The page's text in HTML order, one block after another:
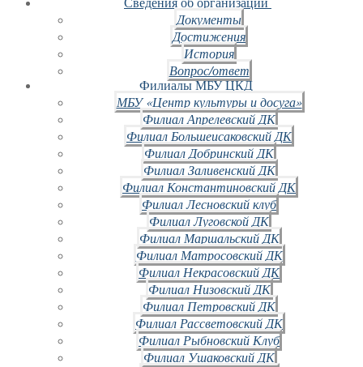
Сведения об организации
Документы
Достижения
История
Вопрос/ответ
Филиалы МБУ ЦКД
МБУ «Центр культуры и досуга»
Филиал Апрелевский ДК
Филиал Большеисаковский ДК
Филиал Добринский ДК
Филиал Заливенский ДК
Филиал Константиновский ДК
Филиал Лесновский клуб
Филиал Луговской ДК
Филиал Маршальский ДК
Филиал Матросовский ДК
Филиал Некрасовский ДК
Филиал Низовский ДК
Филиал Петровский ДК
Филиал Рассветовский ДК
Филиал Рыбновский Клуб
Филиал Ушаковский ДК